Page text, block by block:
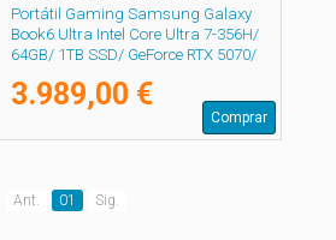
Portátil Gaming Samsung Galaxy
Book6 Ultra Intel Core Ultra 7-356H/
64GB/ 1TB SSD/ GeForce RTX 5070/
3.989,00 €
Comprar
Ant. 01 Sig.